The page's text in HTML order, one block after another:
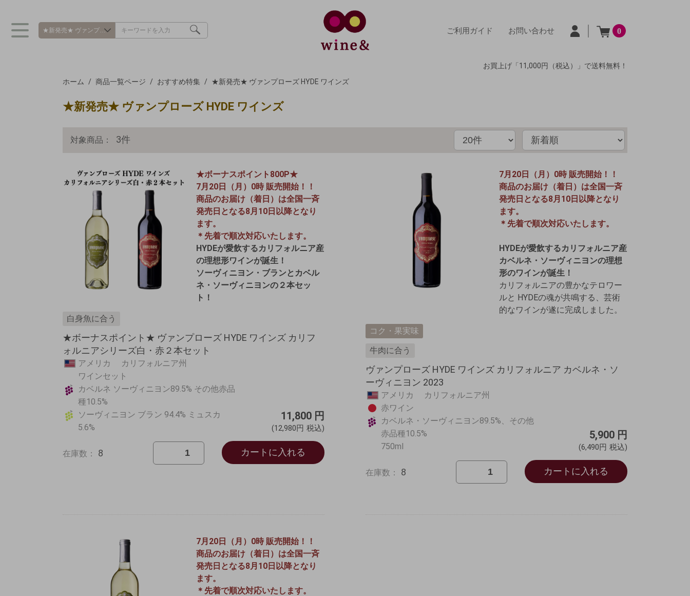
ご利用ガイド お問い合わせ 0
お買上げ「11,000円（税込）」で送料無料！
ホーム
商品一覧ページ おすすめ特集 ★新発売★ ヴァンプローズ HYDE ワインズ
★新発売★ ヴァンプローズ HYDE ワインズ
対象商品： 3件
★ボーナスポイント800P★
7月20日（月）0時 販売開始！！
商品のお届け（着日）は全国一斉
発売日となる8月10日以降となり
ます。
＊先着で順次対応いたします。
HYDEが愛飲するカリフォルニア産
の理想形ワインが誕生！
ソーヴィニヨン・ブランとカベル
ネ・ソーヴィニヨンの２本セッ
ト！
白身魚に合う
★ボーナスポイント★ ヴァンプローズ HYDE ワインズ カリフ
ォルニアシリーズ白・赤２本セット
アメリカ カリフォルニア州
ワインセット
カベルネ ソーヴィニヨン89.5% その他赤品
種10.5%
ソーヴィニヨン ブラン 94.4% ミュスカ
5.6%
11,800 円
(12,980円 税込)
在庫数： 8 カートに入れる
7月20日（月）0時 販売開始！！
商品のお届け（着日）は全国一斉
発売日となる8月10日以降となり
ます。
＊先着で順次対応いたします。
HYDEが愛飲するカリフォルニア産
カベルネ・ソーヴィニヨンの理想
形のワインが誕生！
カリフォルニアの豊かなテロワー
ルと HYDEの魂が共鳴する、芸術
的なワインが遂に完成しました。
コク・果実味
牛肉に合う
ヴァンプローズ HYDE ワインズ カリフォルニア カベルネ・ソ
ーヴィニヨン 2023
アメリカ カリフォルニア州
赤ワイン
カベルネ・ソーヴィニヨン89.5%、その他
赤品種10.5%
750ml
5,900 円
(6,490円 税込)
在庫数： 8 カートに入れる
7月20日（月）0時 販売開始！！
商品のお届け（着日）は全国一斉
発売日となる8月10日以降となり
ます。
＊先着で順次対応いたします。